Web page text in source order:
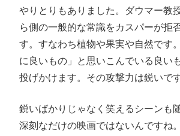
やりとりもありました。ダウマー教
ら側の一般的な常識をカスパーが拒
す。すなわち植物や果実や自然です
に良いもの」と思いこんでいる良い
投げかけます。その攻撃力は鋭いです
鋭いばかりじゃなく笑えるシーンも
深刻なだけの映画ではないんですね